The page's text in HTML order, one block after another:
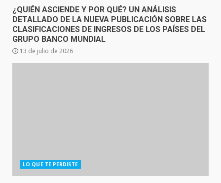
¿QUIÉN ASCIENDE Y POR QUÉ? UN ANÁLISIS
DETALLADO DE LA NUEVA PUBLICACIÓN SOBRE LAS
CLASIFICACIONES DE INGRESOS DE LOS PAÍSES DEL
GRUPO BANCO MUNDIAL
13 de julio de 2026
LO QUE TE PERDISTE